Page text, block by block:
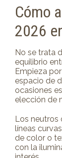
Cómo
2026
No se trata
equilibrio
Empieza
espacio de
ocasiones
elección de
Los neutros
líneas
de color o
con la